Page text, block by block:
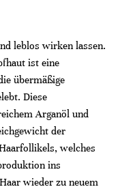
leblos wirken lassen.
ist eine
übermäßige
Diese
Arganöl und
der
welches
ins
wieder zu neuem